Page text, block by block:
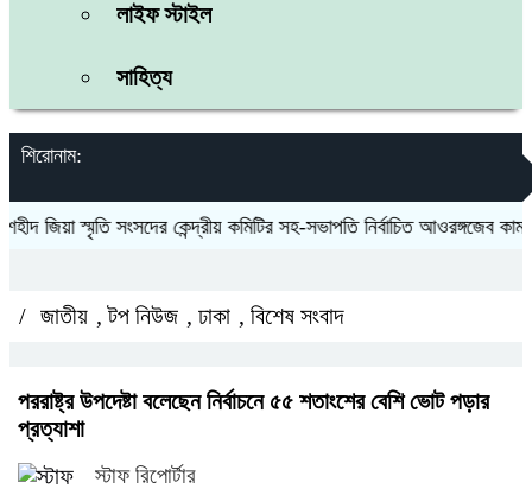
লাইফ স্টাইল
সাহিত্য
শিরোনাম:
জিয়া স্মৃতি সংসদের কেন্দ্রীয় কমিটির সহ-সভাপতি নির্বাচিত আওরঙ্গজেব কামাল
/ জাতীয় ,টপ নিউজ , ঢাকা , বিশেষ সংবাদ
পররাষ্ট্র উপদেষ্টা বলেছেন নির্বাচনে ৫৫ শতাংশের বেশি ভোট পড়ার
প্রত্যাশা
স্টাফ রিপোর্টার